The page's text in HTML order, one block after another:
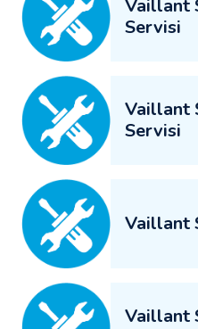
Vaillant
Servisi
Vaillant
Servisi
Vaillant
Vaillant